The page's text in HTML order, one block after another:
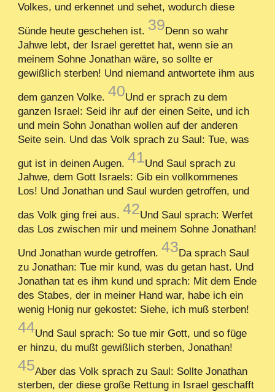
Volkes, und erkennet und sehet, wodurch diese
Sünde heute geschehen ist. 39Denn so wahr
Jahwe lebt, der Israel gerettet hat, wenn sie an
meinem Sohne Jonathan wäre, so sollte er
gewißlich sterben! Und niemand antwortete ihm aus
dem ganzen Volke.40Und er sprach zu dem
ganzen Israel: Seid ihr auf der einen Seite, und ich
und mein Sohn Jonathan wollen auf der anderen
Seite sein. Und das Volk sprach zu Saul: Tue, was
gut ist in deinen Augen.41Und Saul sprach zu
Jahwe, dem Gott Israels: Gib ein vollkommenes
Los! Und Jonathan und Saul wurden getroffen, und
das Volk ging frei aus.42Und Saul sprach: Werfet
das Los zwischen mir und meinem Sohne Jonathan!
Und Jonathan wurde getroffen.43Da sprach Saul
zu Jonathan: Tue mir kund, was du getan hast. Und
Jonathan tat es ihm kund und sprach: Mit dem Ende
des Stabes, der in meiner Hand war, habe ich ein
wenig Honig nur gekostet: Siehe, ich muß sterben!
44Und Saul sprach: So tue mir Gott, und so füge
er hinzu, du mußt gewißlich sterben, Jonathan!
45Aber das Volk sprach zu Saul: Sollte Jonathan
sterben, der diese große Rettung in Israel geschafft